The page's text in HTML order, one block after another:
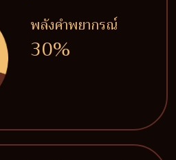
พลังคำพยากรณ์
30%